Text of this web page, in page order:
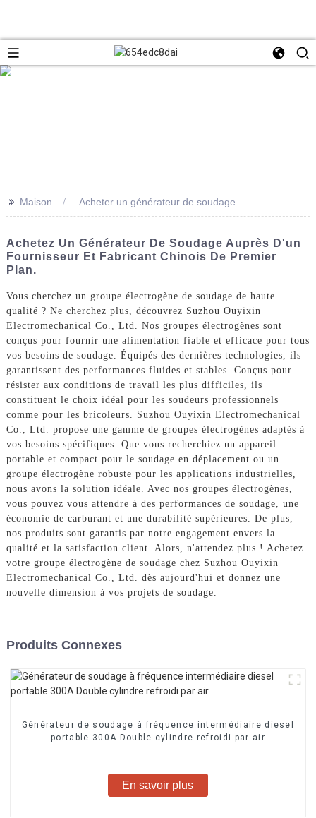
>> Maison Acheter un générateur de soudage
Achetez Un Générateur De Soudage Auprès D'un
Fournisseur Et Fabricant Chinois De Premier
Plan.
Vous cherchez un groupe électrogène de soudage de haute
qualité ? Ne cherchez plus, découvrez Suzhou Ouyixin
Electromechanical Co., Ltd. Nos groupes électrogènes sont
conçus pour fournir une alimentation fiable et efficace pour tous
vos besoins de soudage. Équipés des dernières technologies, ils
garantissent des performances fluides et stables. Conçus pour
résister aux conditions de travail les plus difficiles, ils
constituent le choix idéal pour les soudeurs professionnels
comme pour les bricoleurs. Suzhou Ouyixin Electromechanical
Co., Ltd. propose une gamme de groupes électrogènes adaptés à
vos besoins spécifiques. Que vous recherchiez un appareil
portable et compact pour le soudage en déplacement ou un
groupe électrogène robuste pour les applications industrielles,
nous avons la solution idéale. Avec nos groupes électrogènes,
vous pouvez vous attendre à des performances de soudage, une
économie de carburant et une durabilité supérieures. De plus,
nos produits sont garantis par notre engagement envers la
qualité et la satisfaction client. Alors, n'attendez plus ! Achetez
votre groupe électrogène de soudage chez Suzhou Ouyixin
Electromechanical Co., Ltd. dès aujourd'hui et donnez une
nouvelle dimension à vos projets de soudage.
Produits Connexes
Générateur de soudage à fréquence intermédiaire diesel
portable 300A Double cylindre refroidi par air
En savoir plus